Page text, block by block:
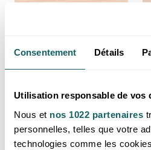
Consentement Détails
Utilisation responsable de vos
Nous et nos 1022 partenaires
personnelles, telles que votre
technologies comme les
Fil de perles 04mm bronzite A
Prix reservé aux professionnels,
merci devous inscrire ou de vous